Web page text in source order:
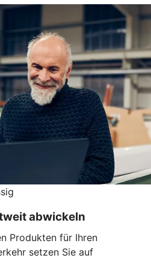
abwickeln
Produkten für Ihren
setzen Sie auf